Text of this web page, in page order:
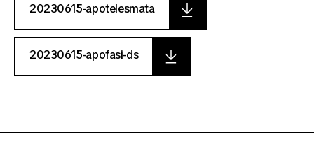
20230615-apotelesmata
20230615-apofasi-ds